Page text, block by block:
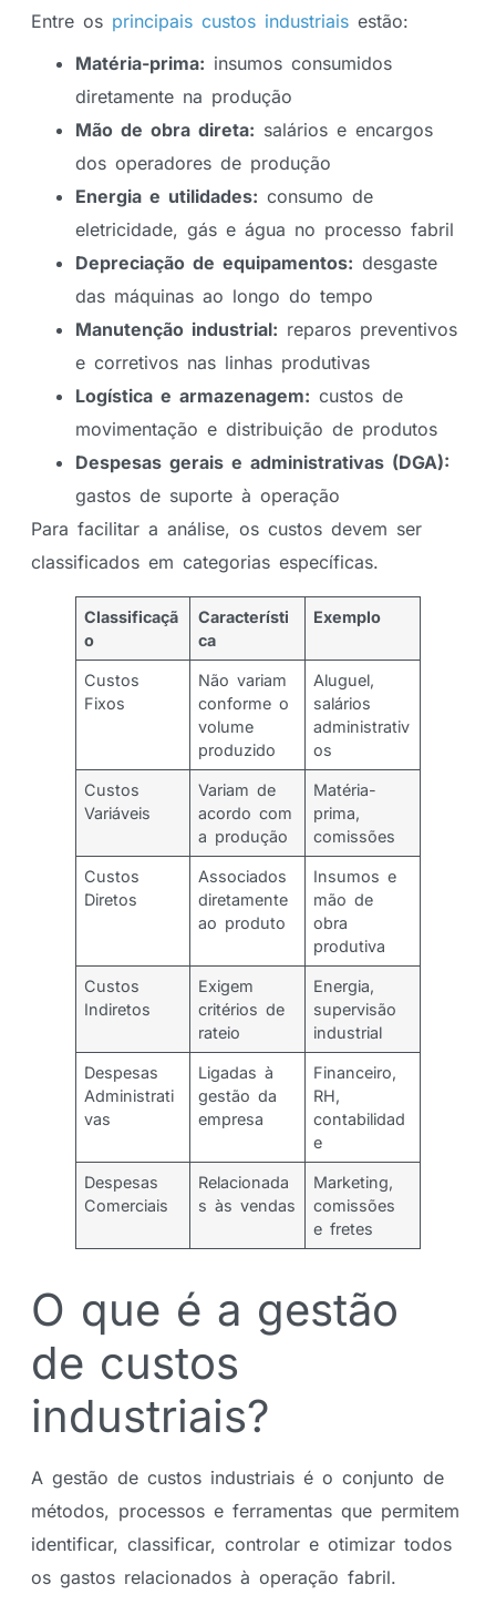
Entre os principais custos industriais estão:
Matéria-prima: insumos consumidos
diretamente na produção
Mão de obra direta: salários e encargos
dos operadores de produção
Energia e utilidades: consumo de
eletricidade, gás e água no processo fabril
Depreciação de equipamentos: desgaste
das máquinas ao longo do tempo
Manutenção industrial: reparos preventivos
e corretivos nas linhas produtivas
Logística e armazenagem: custos de
movimentação e distribuição de produtos
Despesas gerais e administrativas (DGA):
gastos de suporte à operação
Para facilitar a análise, os custos devem ser
classificados em categorias específicas.
Classificaçã
o
Característi
ca
Exemplo
Custos
Fixos
Não variam
conforme o
volume
produzido
Aluguel,
salários
administrativ
os
Custos
Variáveis
Variam de
acordo com
a produção
Matéria-
prima,
comissões
Custos
Diretos
Associados
diretamente
ao produto
Insumos e
mão de
obra
produtiva
Custos
Indiretos
Exigem
critérios de
rateio
Energia,
supervisão
industrial
Despesas
Administrati
vas
Ligadas à
gestão da
empresa
Financeiro,
RH,
contabilidad
e
Despesas
Comerciais
Relacionada
s às vendas
Marketing,
comissões
e fretes
O que é a gestão
de custos
industriais?
A gestão de custos industriais é o conjunto de
métodos, processos e ferramentas que permitem
identificar, classificar, controlar e otimizar todos
os gastos relacionados à operação fabril.